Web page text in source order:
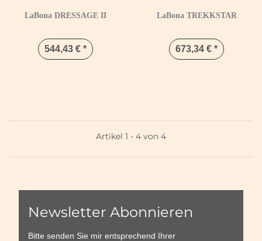
LaBona DRESSAGE II
544,43 € *
LaBona TREKKSTAR
673,34 € *
Artikel 1 - 4 von 4
Newsletter Abonnieren
Bitte senden Sie mir entsprechend Ihrer